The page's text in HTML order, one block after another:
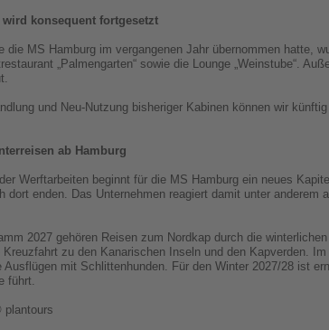
konsequent fortgesetzt
die MS Hamburg im vergangenen Jahr übernommen hatte,
„Palmengarten“ sowie die Lounge „Weinstube“.
und Neu-Nutzung bisheriger Kabinen können wir
ab Hamburg
Werftarbeiten beginnt für die MS Hamburg ein neues
dort enden. Das Unternehmen reagiert damit unter
2027 gehören Reisen zum Nordkap durch die
Kreuzfahrt zu den Kanarischen Inseln und den Kapverden.
Ausflügen mit Schlittenhunden. Für den Winter 2027/28 ist
führt.
plantours